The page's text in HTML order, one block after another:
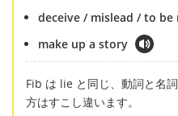
deceive / mislead / to be
make up a story
Fib は lie と同じ、動詞と名
方はすこし違います。